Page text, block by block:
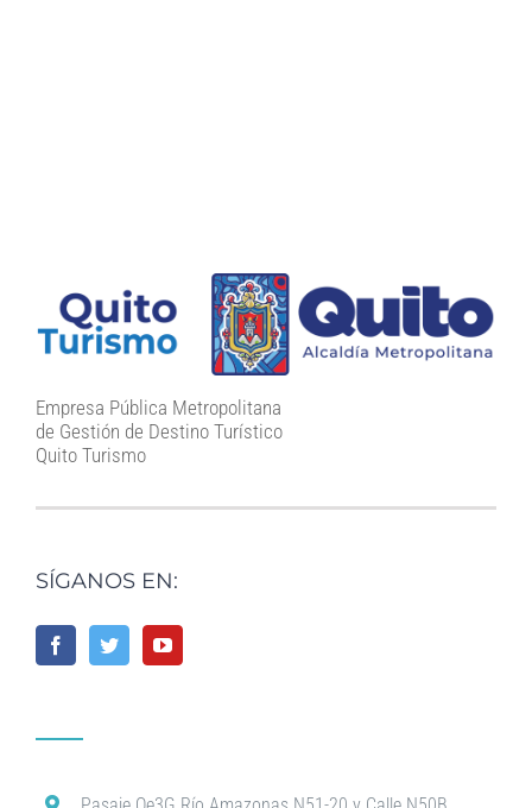
Empresa Pública Metropolitana
de Gestión de Destino Turístico
Quito Turismo
SÍGANOS EN: